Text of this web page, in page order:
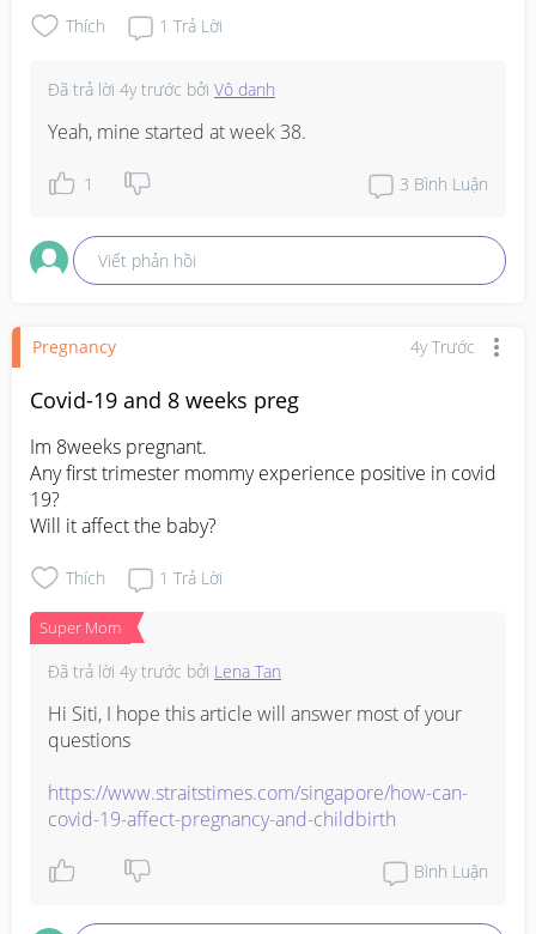
Thích 1 Trả Lời
Đã trả lời 4y trước bởi Vô danh
Yeah, mine started at week 38.
1 3 Bình Luận
Viết phản hồi
Pregnancy 4y Trước
Covid-19 and 8 weeks preg
Im 8weeks pregnant.
Any first trimester mommy experience positive in covid
19?
Will it affect the baby?
Thích 1 Trả Lời
Super Mom
Đã trả lời 4y trước bởi Lena Tan
Hi Siti, I hope this article will answer most of your
questions
https://www.straitstimes.com/singapore/how-can-
covid-19-affect-pregnancy-and-childbirth
Bình Luận